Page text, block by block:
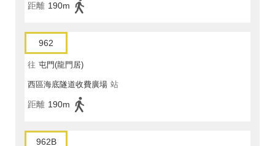
距離 190m
962
往 屯門(龍門居)
西區海底隧道收費廣場 站
距離 190m
962B